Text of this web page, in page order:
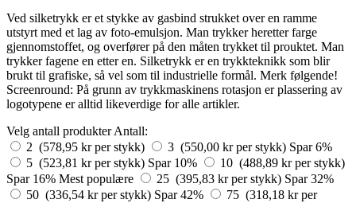
Ved silketrykk er et stykke av gasbind strukket over en ramme
utstyrt med et lag av foto-emulsjon. Man trykker heretter farge
gjennomstoffet, og overfører på den måten trykket til prouktet. Man
trykker fagene en etter en. Silketrykk er en trykkteknikk som blir
brukt til grafiske, så vel som til industrielle formål. Merk følgende!
Screenround: På grunn av trykkmaskinens rotasjon er plassering av
logotypene er alltid likeverdige for alle artikler.
Velg antall produkterAntall:
2 (578,95 kr per stykk)
3 (550,00 kr per stykk) Spar 6%
5 (523,81 kr per stykk) Spar 10%
10 (488,89 kr per stykk)
Spar 16% Mest populære 25 (395,83 kr per stykk) Spar 32%
50 (336,54 kr per stykk) Spar 42%
75 (318,18 kr per